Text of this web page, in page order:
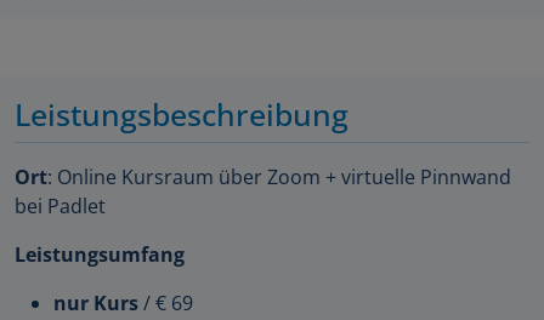
Leistungsbeschreibung
Ort: Online Kursraum über Zoom + virtuelle Pinnwand
bei Padlet
Leistungsumfang
nur Kurs/ € 69